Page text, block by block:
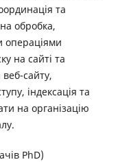
та
обробка,
операціями
на сайті та
сайту,
індексація та
на організацію
PhD)